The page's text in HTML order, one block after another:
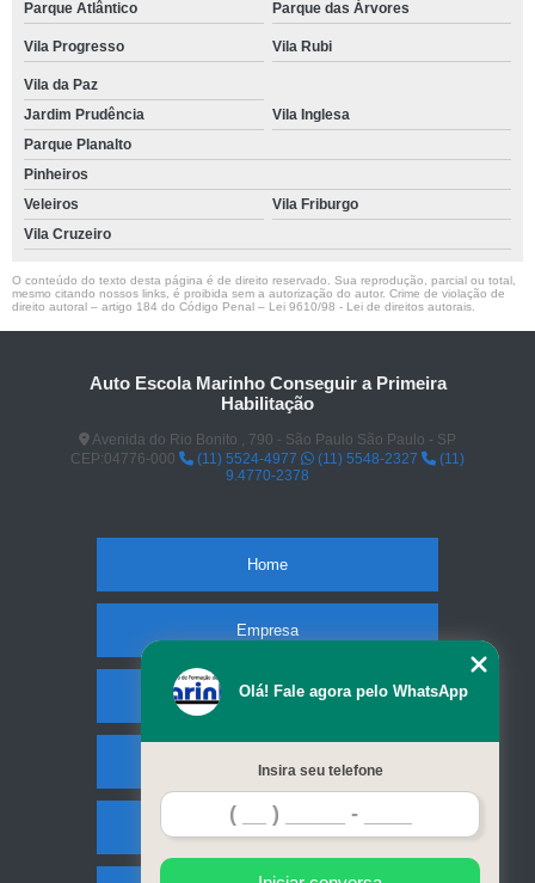
Parque Atlântico Parque das Árvores
Vila Progresso Vila Rubi
Vila da Paz
Jardim Prudência
Vila Inglesa
Parque Planalto
Pinheiros
Veleiros
Vila Friburgo
Vila Cruzeiro
O conteúdo do texto desta página é de direito reservado. Sua reprodução, parcial ou total,
mesmo citando nossos links, é proibida sem a autorização do autor. Crime de violação de
direito autoral – artigo 184 do Código Penal – Lei 9610/98 - Lei de direitos autorais
Auto Escola Marinho Conseguir a Primeira
Habilitação
Avenida do Rio Bonito , 790 - São Paulo São Paulo - SP
CEP:04776-000
(11) 5524-4977 (11) 5548-2327
(11)
9.4770-2378
Home
Empresa
Missão
Serviços
Contato
Olá! Fale agora pelo WhatsApp
Insira seu telefone